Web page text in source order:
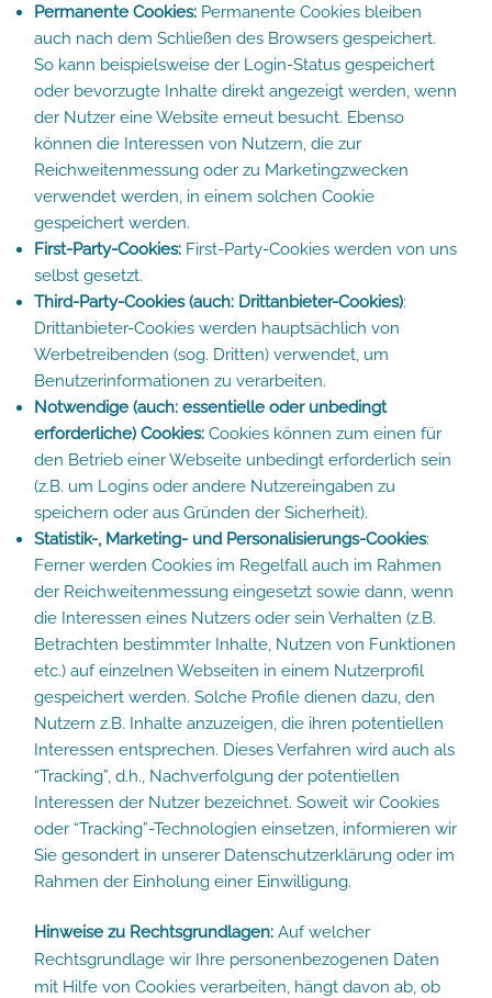
Permanente Cookies: Permanente Cookies bleiben
auch nach dem Schließen des Browsers gespeichert.
So kann beispielsweise der Login-Status gespeichert
oder bevorzugte Inhalte direkt angezeigt werden, wenn
der Nutzer eine Website erneut besucht. Ebenso
können die Interessen von Nutzern, die zur
Reichweitenmessung oder zu Marketingzwecken
verwendet werden, in einem solchen Cookie
gespeichert werden.
First-Party-Cookies: First-Party-Cookies werden von uns
selbst gesetzt.
Third-Party-Cookies (auch: Drittanbieter-Cookies):
Drittanbieter-Cookies werden hauptsächlich von
Werbetreibenden (sog. Dritten) verwendet, um
Benutzerinformationen zu verarbeiten.
Notwendige (auch: essentielle oder unbedingt
erforderliche) Cookies: Cookies können zum einen für
den Betrieb einer Webseite unbedingt erforderlich sein
(z.B. um Logins oder andere Nutzereingaben zu
speichern oder aus Gründen der Sicherheit).
Statistik-, Marketing- und Personalisierungs-Cookies:
Ferner werden Cookies im Regelfall auch im Rahmen
der Reichweitenmessung eingesetzt sowie dann, wenn
die Interessen eines Nutzers oder sein Verhalten (z.B.
Betrachten bestimmter Inhalte, Nutzen von Funktionen
etc.) auf einzelnen Webseiten in einem Nutzerprofil
gespeichert werden. Solche Profile dienen dazu, den
Nutzern z.B. Inhalte anzuzeigen, die ihren potentiellen
Interessen entsprechen. Dieses Verfahren wird auch als
“Tracking”, d.h., Nachverfolgung der potentiellen
Interessen der Nutzer bezeichnet. Soweit wir Cookies
oder “Tracking”-Technologien einsetzen, informieren wir
Sie gesondert in unserer Datenschutzerklärung oder im
Rahmen der Einholung einer Einwilligung.
Hinweise zu Rechtsgrundlagen: Auf welcher
Rechtsgrundlage wir Ihre personenbezogenen Daten
mit Hilfe von Cookies verarbeiten, hängt davon ab, ob